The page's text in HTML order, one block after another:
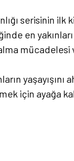
serisinin
en
mücadelesi
yaşayışını
için ayağa